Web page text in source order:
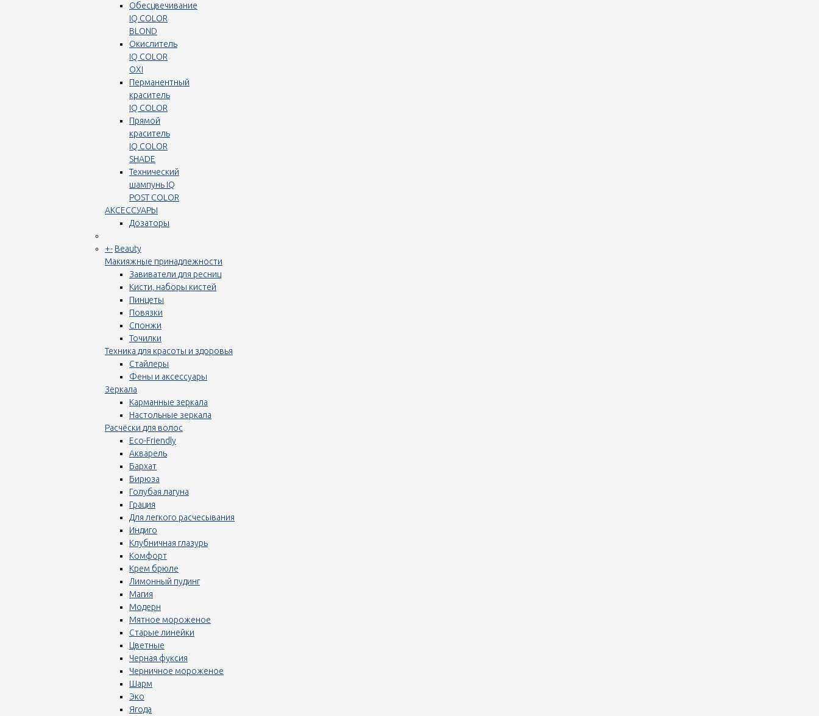
Обесцвечивание
IQ COLOR
BLOND
Окислитель
IQ COLOR
OXI
Перманентный
краситель
IQ COLOR
Прямой
краситель
IQ COLOR
SHADE
Технический
шампунь IQ
POST COLOR
АКСЕССУАРЫ
Дозаторы
+- Beauty
Макияжные принадлежности
Завиватели для ресниц
Кисти, наборы кистей
Пинцеты
Повязки
Спонжи
Точилки
Техника для красоты и здоровья
Стайлеры
Фены и аксессуары
Зеркала
Карманные зеркала
Настольные зеркала
Расчёски для волос
Eco-Friendly
Акварель
Бархат
Бирюза
Голубая лагуна
Грация
Для легкого расчесывания
Индиго
Клубничная глазурь
Комфорт
Крем брюле
Лимонный пудинг
Магия
Модерн
Мятное мороженое
Старые линейки
Цветные
Черная фуксия
Черничное мороженое
Шарм
Эко
Ягода